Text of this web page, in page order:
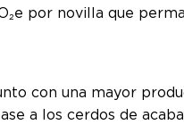
por novilla que
con una mayor
a los cerdos de